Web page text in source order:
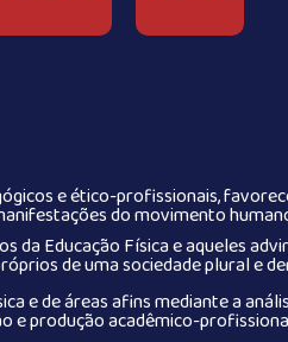
e ético-profissionais,
do movimento
Educação Física e aqueles
de uma sociedade plural e
e de áreas afins mediante a
e produção acadêmico-